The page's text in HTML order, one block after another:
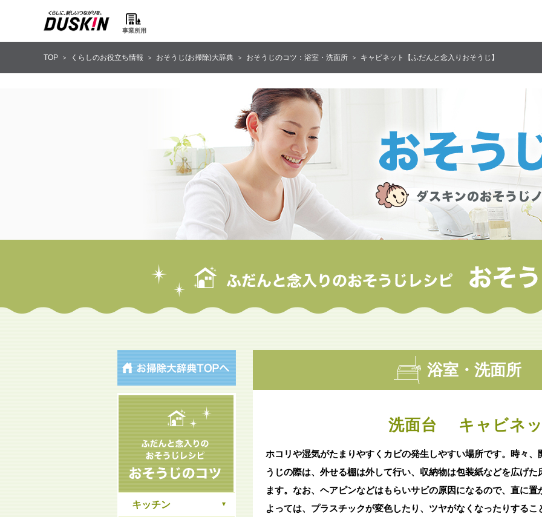
事業所用
TOP > くらしのお役立ち情報 > おそうじ(お掃除)大辞典 > おそうじのコツ：浴室・洗面所 > キャビネット【ふだんと念入りおそうじ】
浴室・洗面所
洗面台 キャビネ
ホコリや湿気がたまりやすくカビの発生しやすい場所です。時々
うじの際は、外せる棚は外して行い、収納物は包装紙などを広げ
ます。なお、ヘアピンなどはもらいサビの原因になるので、直に
よっては、プラスチックが変色したり、ツヤがなくなったりする
キッチン